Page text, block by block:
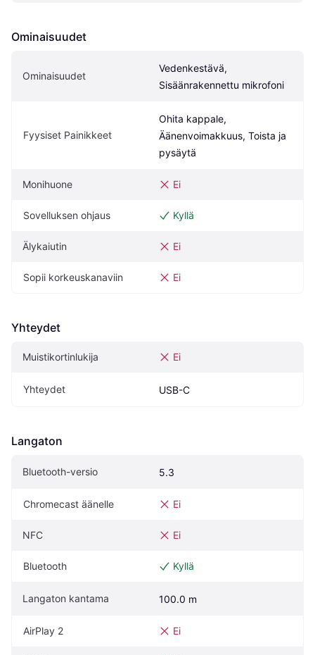
Ominaisuudet
Ominaisuudet
Vedenkestävä,
Sisäänrakennettu mikrofoni
Fyysiset Painikkeet
Ohita kappale,
Äänenvoimakkuus, Toista ja
pysäytä
Monihuone Ei
Sovelluksen ohjaus Kyllä
Älykaiutin Ei
Sopii korkeuskanaviin Ei
Yhteydet
Muistikortinlukija Ei
Yhteydet USB-C
Langaton
Bluetooth-versio 5.3
Chromecast äänelle Ei
NFC Ei
Bluetooth Kyllä
Langaton kantama 100.0 m
AirPlay 2 Ei